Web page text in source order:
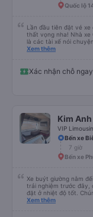
Quốc lộ
Lần đầu tiên đặt vé xe
thất vọng nha! Nhà xe
là các tài xế nói
đánh giá 5 sao rồi.
Xem thêm
Xác nhận chỗ
Kim Anh
VIP
Bến xe
7 giờ
Bến xe
Xe buýt giường nằm
trải nghiệm trước đây,
đặt ở nhiệt độ tốt.
phút. Tài xế rất tuyệt
Xem thêm